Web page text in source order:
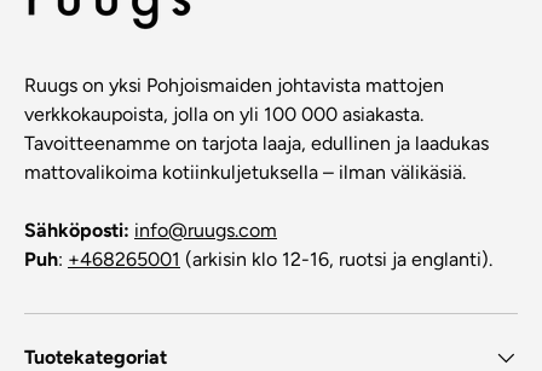
Ruugs on yksi Pohjoismaiden johtavista mattojen
verkkokaupoista, jolla on yli 100 000 asiakasta.
Tavoitteenamme on tarjota laaja, edullinen ja laadukas
mattovalikoima kotiinkuljetuksella – ilman välikäsiä.
Sähköposti: info@ruugs.com
Puh: +468265001 (arkisin klo 12-16, ruotsi ja englanti).
Tuotekategoriat